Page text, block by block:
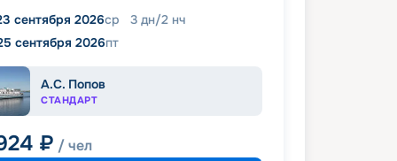
сентября 2026ср 3 дн/2 нч
сентября 2026пт
А.С. Попов
СТАНДАРТ
₽ / чел